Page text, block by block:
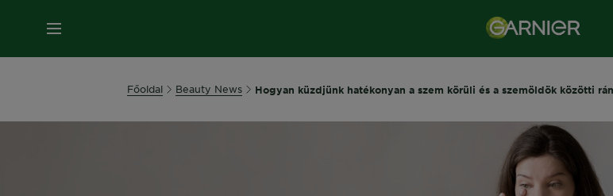
MENÜ
Főoldal Beauty News Hogyan küzdjünk hatékonyan a szem körüli és a szemöldök közötti